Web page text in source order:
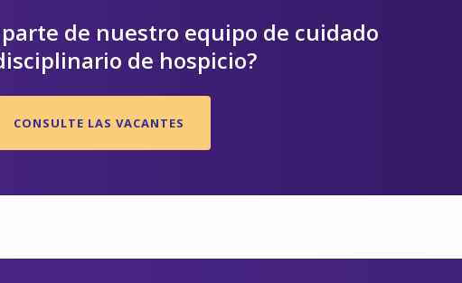
de nuestro equipo de cuidado
de hospicio?
CONSULTE LAS VACANTES